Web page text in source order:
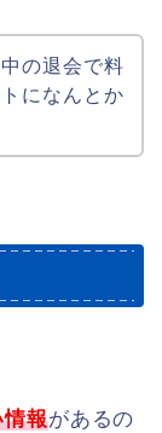
の退会で料
になんとか
情報があるの